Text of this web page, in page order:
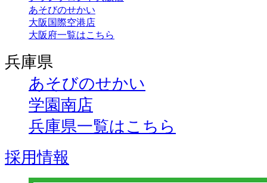
あそびのせかい
大阪国際空港店
大阪府一覧はこちら
兵庫県
あそびのせかい
学園南店
兵庫県一覧はこちら
採用情報